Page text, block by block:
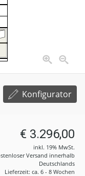
Konfigurator
€ 3.296,00
inkl. 19% MwSt.
Versand innerhalb
Deutschlands
Lieferzeit: ca. 6 - 8 Wochen